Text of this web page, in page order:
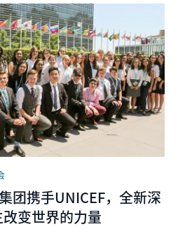
团携手UNICEF，全新深
变世界的力量